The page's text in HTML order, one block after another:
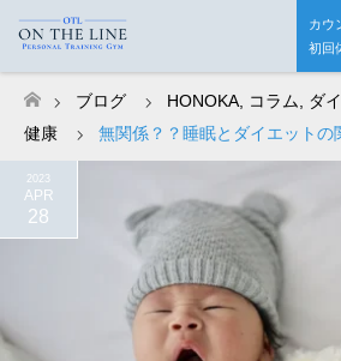
カウ
初回
ホーム
ブログ HONOKA コラム ダ
健康
無関係？？睡眠とダイエットの
2023
APR
28